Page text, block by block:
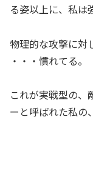
る姿以上に、私は
物理的な攻撃に対
・・・慣れてる。
これが実戦型の、
ーと呼ばれた私の